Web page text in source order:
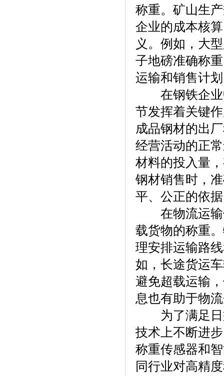
称重。矿山生
企业的成本核
义。例如，大
子地磅准确称
运输和销售计
在钢铁企业
节发挥着关键
成品钢材的出
经营活动的正
材料的投入量
钢材销售时，
平、公正的依
在物流运输
载货物的称重
理安排运输路
如，长途货运
避免超载运输
息也有助于物
为了满足日
技术上不断进
称重传感器和
同行业对高精